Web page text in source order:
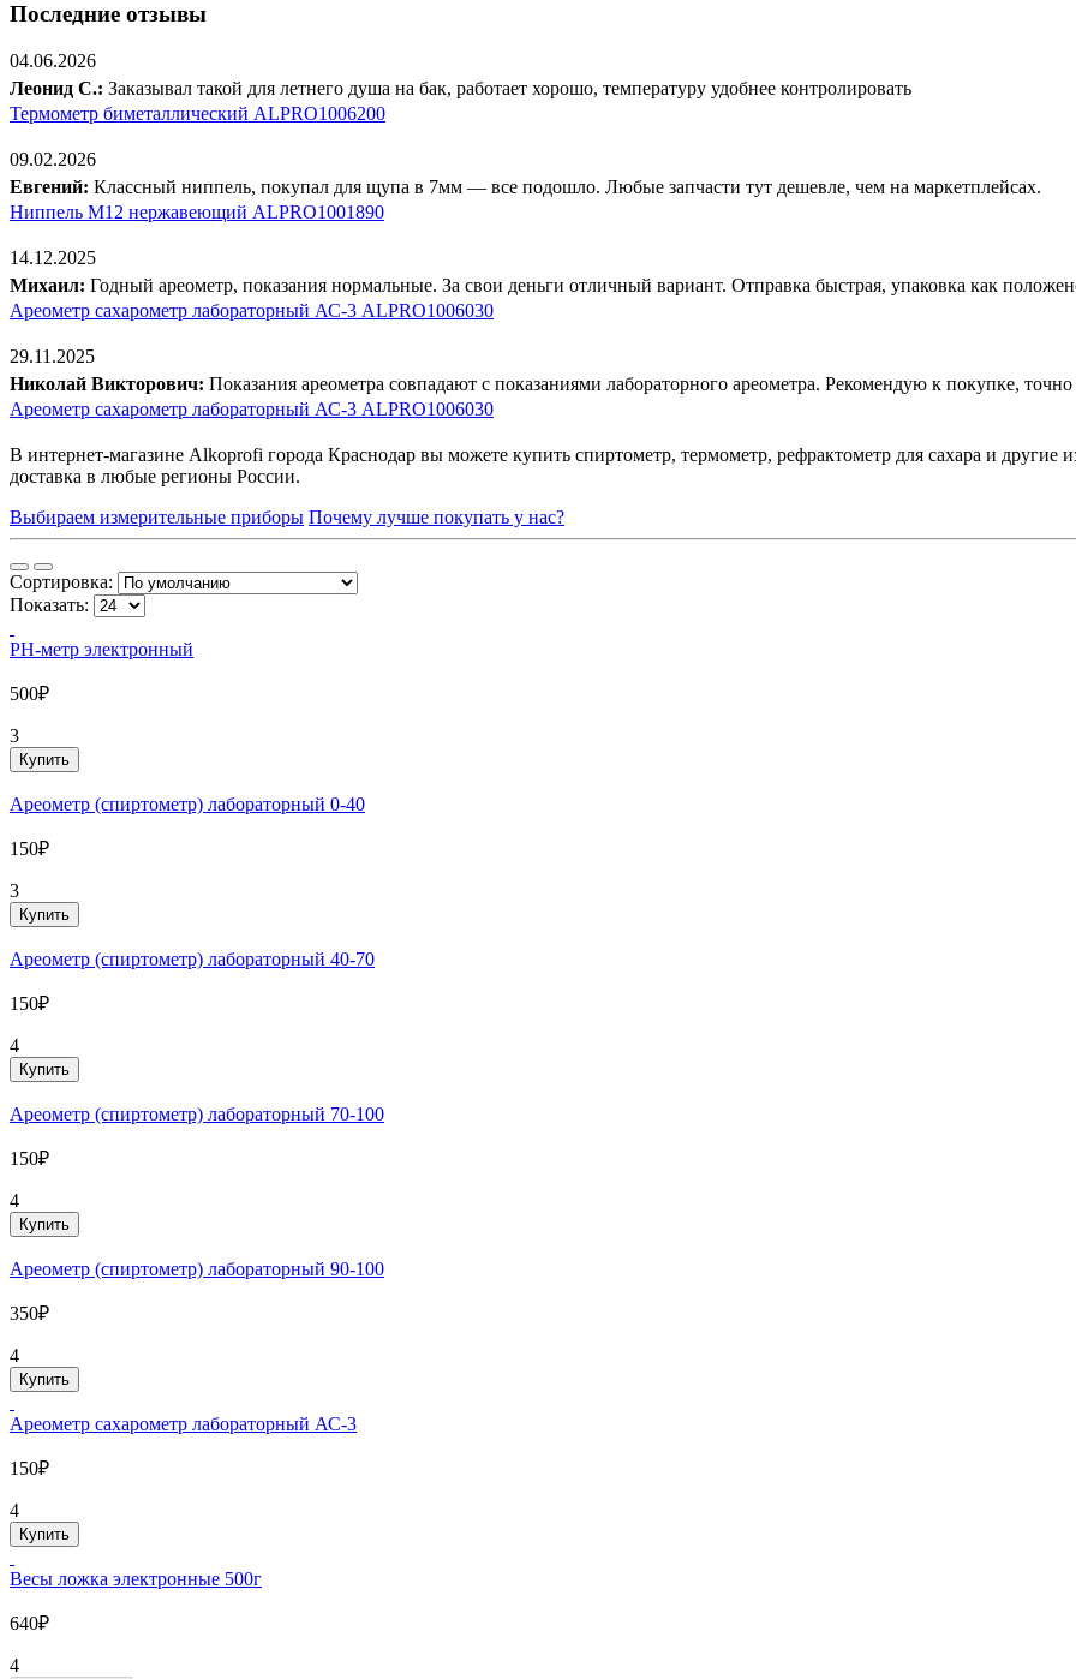
Последние отзывы
04.06.2026
Леонид С.: Заказывал такой для летнего душа на бак, работает хорошо, температуру удобнее контролировать
Термометр биметаллический ALPRO1006200
09.02.2026
Евгений: Классный ниппель, покупал для щупа в 7мм — все подошло. Любые запчасти тут дешевле, чем на маркетплейсах.
Ниппель М12 нержавеющий ALPRO1001890
14.12.2025
Михаил: Годный ареометр, показания нормальные. За свои деньги отличный вариант. Отправка быстрая, упаковка как
Ареометр сахарометр лабораторный АС-3 ALPRO1006030
29.11.2025
Николай Викторович: Показания ареометра совпадают с показаниями лабораторного ареометра. Рекомендую к покупке,
Ареометр сахарометр лабораторный АС-3 ALPRO1006030
В интернет-магазине Alkoprofi города Краснодар вы можете купить спиртометр, термометр, рефрактометр для сахара и
доставка в любые регионы России.
Выбираем измерительные приборы Почему лучше покупать у нас?
Сортировка:
Показать:
PH-метр электронный
500₽
3
Купить
Ареометр (спиртометр) лабораторный 0-40
150₽
3
Купить
Ареометр (спиртометр) лабораторный 40-70
150₽
4
Купить
Ареометр (спиртометр) лабораторный 70-100
150₽
4
Купить
Ареометр (спиртометр) лабораторный 90-100
350₽
4
Купить
Ареометр сахарометр лабораторный АС-3
150₽
4
Купить
Весы ложка электронные 500г
640₽
4